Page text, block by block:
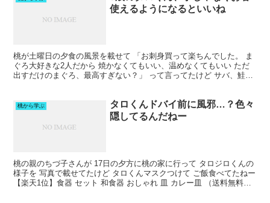
使えるようになるといいね
桃が土曜日の夕食の風景を載せて 「お刺身買って楽ちんでした。 ま
ぐろ大好きな2人だから 焼かなくてもいい、温めなくてもいい ただ
出すだけのまぐろ、最高すぎない？」 って言ってたけど サバ、鮭に
桃から学ぶ
タロくんドバイ前に風邪…？色々
隠してるんだねー
桃の親のちづ子さんが 17日の夕方に桃の家に行って タロジロくんの
様子を 写真で載せてたけど タロくんマスクつけて ご飯食べてたねー
【楽天1位】食器 セット 和食器 おしゃれ 皿 カレー皿 （送料無料）